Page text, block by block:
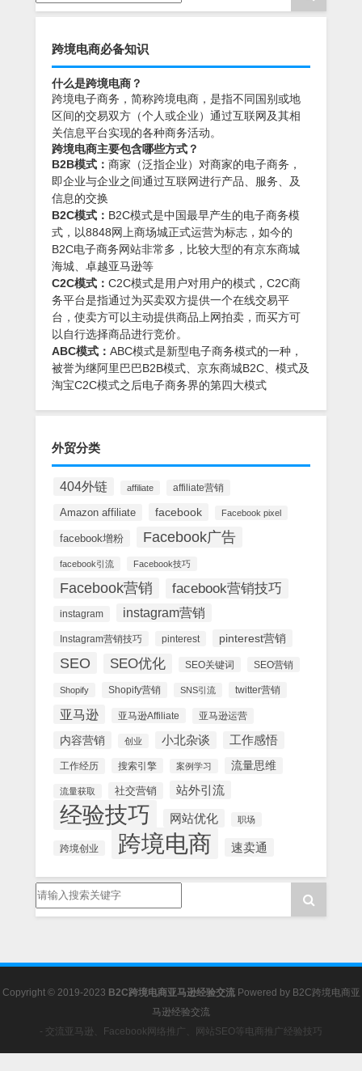
跨境电商必备知识
什么是跨境电商？
跨境电子商务，简称跨境电商，是指不同国别或地
区间的交易双方（个人或企业）通过互联网及其相
关信息平台实现的各种商务活动。
跨境电商主要包含哪些方式？
B2B模式： 商家（泛指企业）对商家的电子商务，
即企业与企业之间通过互联网进行产品、服务、及
信息的交换
B2C模式： B2C模式是中国最早产生的电子商务模
式，以8848网上商场城正式运营为标志，如今的
B2C电子商务网站非常多，比较大型的有京东商城
海城、卓越亚马逊等
C2C模式： C2C模式是用户对用户的模式，C2C商
务平台是指通过为买卖双方提供一个在线交易平
台，使卖方可以主动提供商品上网拍卖，而买方可
以自行选择商品进行竞价。
ABC模式： ABC模式是新型电子商务模式的一种，
被誉为继阿里巴巴B2B模式、京东商城B2C、模式及
淘宝C2C模式之后电子商务界的第四大模式
外贸分类
404外链 affiliate affiliate营销
Amazon affiliate facebook Facebook pixel
facebook增粉 Facebook广告
facebook引流 Facebook技巧
Facebook营销 facebook营销技巧
instagram instagram营销
Instagram营销技巧 pinterest pinterest营销
SEO SEO优化 SEO关键词 SEO营销
Shopify Shopify营销 SNS引流 twitter营销
亚马逊 亚马逊Affiliate 亚马逊运营
内容营销 创业 小北杂谈 工作感悟
工作经历 搜索引擎 案例学习 流量思维
流量获取 社交营销 站外引流
经验技巧 网站优化 职场
跨境创业 跨境电商 速卖通
Copyright © 2019-2023 B2C跨境电商亚马逊经验交流 Powered by B2C跨境电商亚
马逊经验交流
- 交流亚马逊、Facebook网络推广、网站SEO等电商推广经验技巧